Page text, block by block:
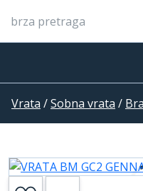
Vrata /Sobna vrata /